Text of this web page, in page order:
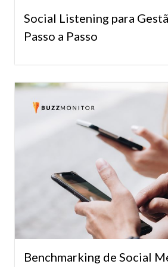
Social Listening para
Passo a Passo
Benchmarking de Social